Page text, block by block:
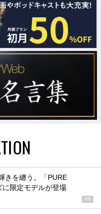
きを纏う。「PURE
に限定モデルが登場
PR